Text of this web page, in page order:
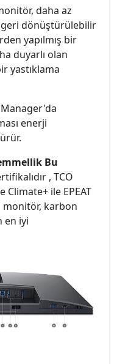
daha az
dönüştürülebilir
yapılmış bir
duyarlı olan
yastıklama
enerji
Bu
, TCO
Climate+ ile EPEAT
monitör, karbon
en iyi